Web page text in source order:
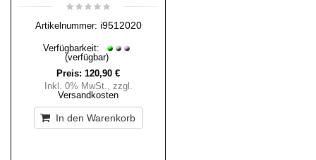
Artikelnummer: i9512020
Verfügbarkeit:
(verfügbar)
Preis: 120,90 €
Inkl. 0% MwSt., zzgl.
Versandkosten
In den Warenkorb